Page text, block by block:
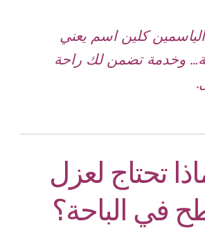
كلين اسم يعني
وخدمة تضمن لك راحة
تحتاج لعزل
في الباحة؟